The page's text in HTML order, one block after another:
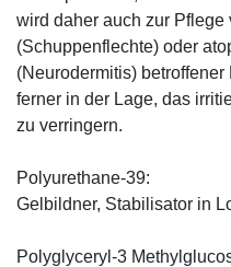
wird daher auch zur Pflege
(Schuppenflechte) oder
(Neurodermitis)
ferner in der Lage, das
zu verringern.
Polyurethane-39:
Gelbildner, Stabilisator in
Polyglyceryl-3